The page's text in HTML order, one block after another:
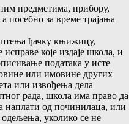
предметима, прибору,
посебно за време трајања
ђачку књижицу,
исправе које издаје школа, и
података у исте
или имовине других
или извођења дела
рада, школа има право да
од починилаца, или
уколико се не